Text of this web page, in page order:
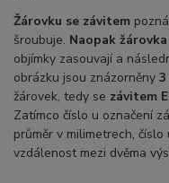
Žárovku se závitem
šroubuje. Naopak
objímky zasouvají a
obrázku jsou znázorněny 3
žárovek, tedy se závitem
Zatímco číslo u označení
průměr v milimetrech,
vzdálenost mezi dvěma